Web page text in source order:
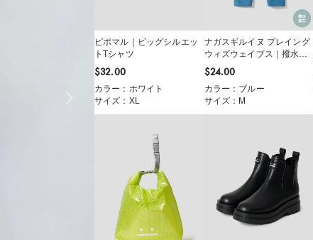
ピポマル｜ビッグシルエッ
トTシャツ
$‌32.00
カラー：ホワイト
サイズ：XL
ナガスギルイヌ プレイング
ウィズウェイブス｜撥水サ
イドスナップパンツ
$‌24.00
カラー：ブルー
サイズ：M